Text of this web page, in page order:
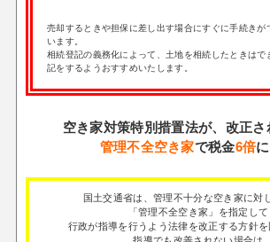
売却するときや担保に差し出す場合にすぐに手続きが
います。
相続登記の義務化によって、土地を相続したときはで
記をするようおすすめいたします。
空き家対策特別措置法が、改正さ
管理不全空き家で税金6倍
国土交通省は、管理不十分な空き家に対
「管理不全空き家」を指定して
行政が指導を行うよう法律を改正する方針を
指導でも改善されない場合は